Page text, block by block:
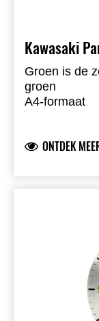
Kawasaki
Groen is de
groen
A4-formaat
ONTDEK